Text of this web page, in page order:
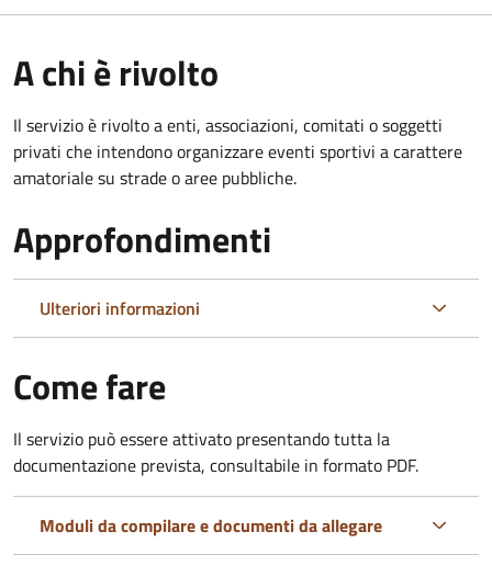
A chi è rivolto
Il servizio è rivolto a enti, associazioni, comitati o soggetti
privati che intendono organizzare eventi sportivi a carattere
amatoriale su strade o aree pubbliche.
Approfondimenti
Ulteriori informazioni
Come fare
Il servizio può essere attivato presentando tutta la
documentazione prevista, consultabile in formato PDF.
Moduli da compilare e documenti da allegare